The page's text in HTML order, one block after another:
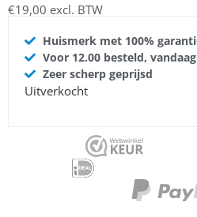
€19,00 excl. BTW
Huismerk met 100%
Voor 12.00 besteld,
Zeer scherp geprijsd
Uitverkocht